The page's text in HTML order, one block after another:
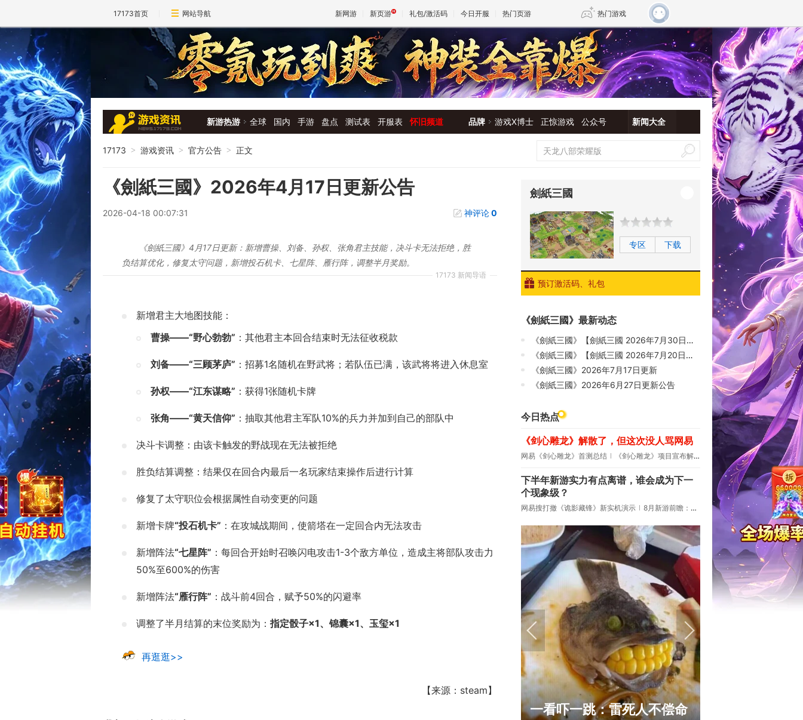
17173首页 网站导航 新网游 新页游 礼包/激活码 今日开服 热门页游 热门游戏
魔兽 DNF 传奇4
天堂 剑网3旗舰版 新天龙八部
新游热游 全球 国内 手游 盘点 测试表 开服表 怀旧频道 品牌 游戏X博士 正惊游戏 公众号 新闻大全
17173 > 游戏资讯 > 官方公告 > 正文
《劍紙三國》2026年4月17日更新公告
2026-04-18 00:07:31 神评论0
17173 新闻导语
《劍紙三國》4月17日更新：新增曹操、刘备、孙权、张角君主技能，决斗卡无法拒绝，胜
负结算优化，修复太守问题，新增投石机卡、七星阵、雁行阵，调整半月奖励。
新增君主大地图技能：
曹操——“野心勃勃” ：其他君主本回合结束时无法征收税款
刘备——“三顾茅庐” ：招募1名随机在野武将；若队伍已满，该武将将进入休息室
孙权——“江东谋略” ：获得1张随机卡牌
张角——“黄天信仰” ：抽取其他君主军队10%的兵力并加到自己的部队中
决斗卡调整：由该卡触发的野战现在无法被拒绝
胜负结算调整：结果仅在回合内最后一名玩家结束操作后进行计算
修复了太守职位会根据属性自动变更的问题
新增卡牌“投石机卡” ：在攻城战期间，使箭塔在一定回合内无法攻击
新增阵法“七星阵” ：每回合开始时召唤闪电攻击1-3个敌方单位，造成主将部队攻击力
50%至600%的伤害
新增阵法“雁行阵” ：战斗前4回合，赋予50%的闪避率
调整了半月结算的末位奖励为： 指定骰子×1、锦囊×1、玉玺×1
再逛逛>>
【来源：steam】
劍紙三國
专区 下载
预订激活码、礼包
《劍紙三國》最新动态
《劍紙三國》【劍紙三國 2026年7月30日更新內容】
《劍紙三國》【劍紙三國 2026年7月20日更新內容】
《劍紙三國》2026年7月17日更新
《劍紙三國》2026年6月27日更新公告
今日热点
《剑心雕龙》解散了，但这次没人骂网易
网易《剑心雕龙》首测总结 《剑心雕龙》项目宣布解散
下半年新游实力有点离谱，谁会成为下一
个现象级？
网易搜打撤《诡影藏锋》新实机演示 8月新游前瞻：《诡秘之主》领衔
绅士日报：国游泳装皮涩度